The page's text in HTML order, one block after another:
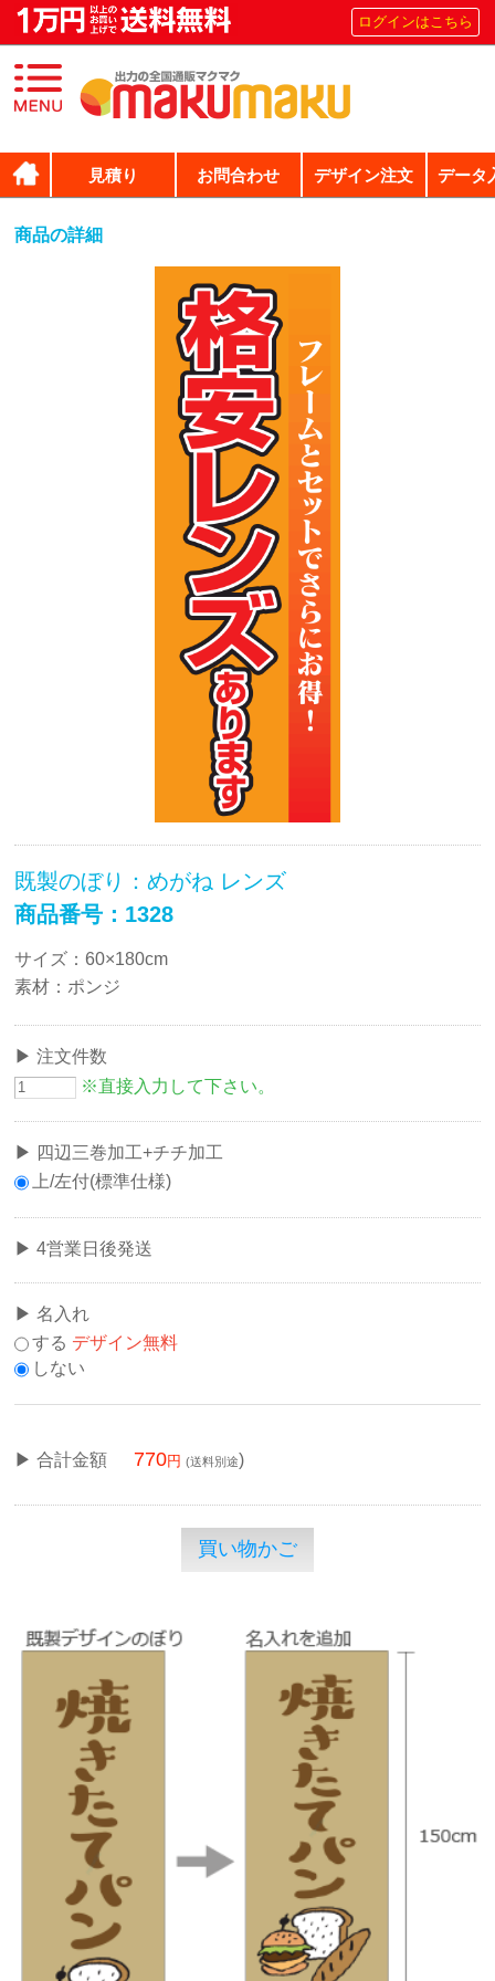
ログインはこちら
見積り お問合わせ デザイン注文 データ
商品の詳細
既製のぼり：めがね レンズ
商品番号：1328
サイズ：60×180cm
素材：ポンジ
注文件数
※直接入力して下さい。
四辺三巻加工+チチ加工
上/左付(標準仕様)
4営業日後発送
名入れ
する デザイン無料
しない
合計金額 770 (送料別途)